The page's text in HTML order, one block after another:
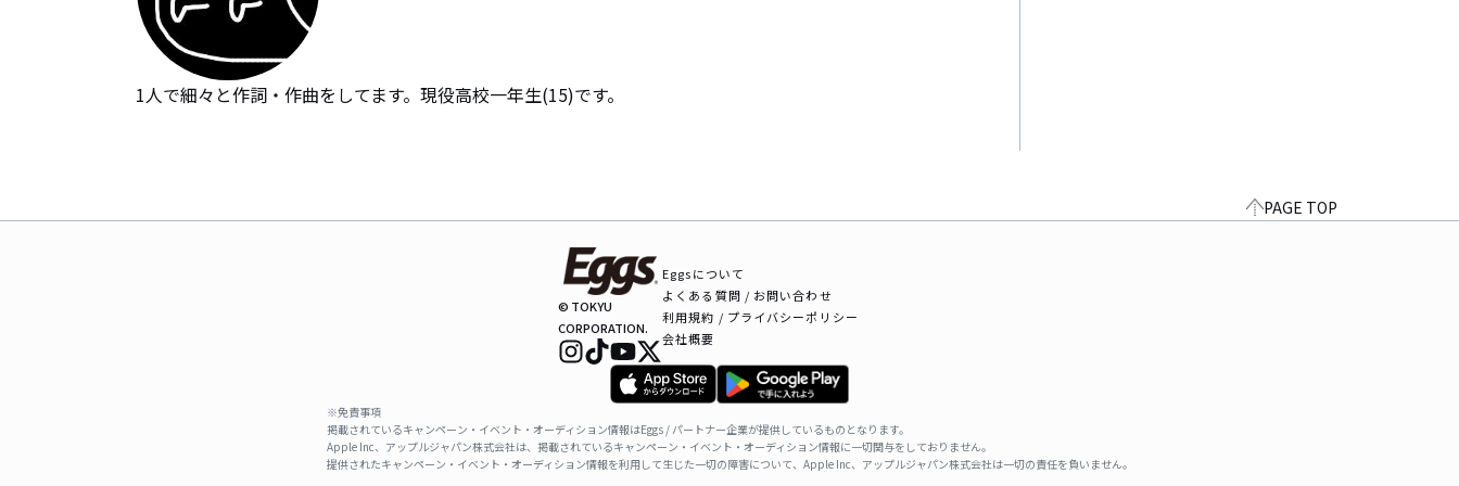
1人で細々と作詞・作曲をしてます。現役高校一年生(15)です。
PAGE TOP
© TOKYU
CORPORATION.
Eggsについて
よくある質問 / お問い合わせ
利用規約 / プライバシーポリシー
会社概要
※免責事項
掲載されているキャンペーン・イベント・オーディション情報はEggs / パートナー企業が提供しているものとなります。
Apple Inc、アップルジャパン株式会社は、掲載されているキャンペーン・イベント・オーディション情報に一切関与をしておりません。
提供されたキャンペーン・イベント・オーディション情報を利用して生じた一切の障害について、Apple Inc、アップルジャパン株式会社は一切の責任を負いません。